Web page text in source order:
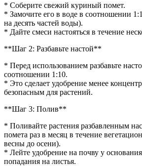
* Соберите свежий куриный помет.
* Замочите его в воде в соотношении
на десять частей воды).
* Дайте смеси настояться в течение
**Шаг 2: Разбавьте настой**
* Перед использованием разбавьте
соотношении 1:10.
* Это сделает удобрение менее
безопасным для растений.
**Шаг 3: Полив**
* Поливайте растения разбавленным
помета раз в месяц в течение
весны до осени).
* Лейте удобрение на почву у
попадания на листья.